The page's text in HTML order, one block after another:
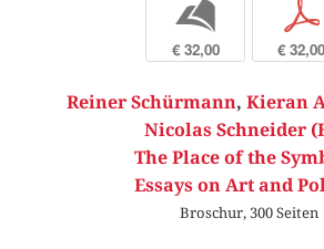
b
€ 32,00
p
€ 32,00
Reiner Schürmann, Kieran
Nicolas Schneider
The Place of the
Essays on Art and
Broschur, 300 Seiten